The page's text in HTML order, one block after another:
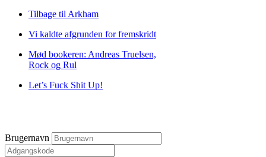
Tilbage til Arkham
Vi kaldte afgrunden for fremskridt
Mød bookeren: Andreas Truelsen,
Rock og Rul
Let’s Fuck Shit Up!
Brugernavn